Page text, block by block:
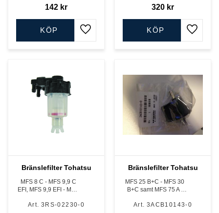
142 kr
Lägg till i favoriter
KÖP
320 kr
Lägg
KÖP
Bränslefilter Tohatsu
MFS 8 C - MFS 9,9 C
EFI, MFS 9,9 EFI - MFS
D - MFS 30 D, 500 cc,
3RS-02230-0
Bränslefilter Tohatsu
MFS 25 B+C - MFS 30
B+C samt MFS 75 A -
3ACB10143-0